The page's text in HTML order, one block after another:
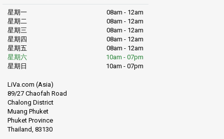
星期一
08am - 12am
星期二
08am - 12am
星期三
08am - 12am
星期四
08am - 12am
星期五
08am - 12am
星期六
10am - 07pm
星期日
10am - 07pm
LiVa.com (Asia)
89/27 Chaofah Road
Chalong District
Muang Phuket
Phuket Province
Thailand, 83130